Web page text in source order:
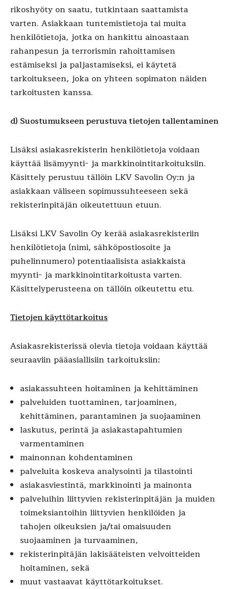
rikoshyöty on saatu, tutkintaan saattamista
varten. Asiakkaan tuntemistietoja tai muita
henkilötietoja, jotka on hankittu ainoastaan
rahanpesun ja terrorismin rahoittamisen
estämiseksi ja paljastamiseksi, ei käytetä
tarkoitukseen, joka on yhteen sopimaton näiden
tarkoitusten kanssa.
d) Suostumukseen perustuva tietojen tallentaminen
Lisäksi asiakasrekisterin henkilötietoja voidaan
käyttää lisämyynti- ja markkinointitarkoituksiin.
Käsittely perustuu tällöin LKV Savolin Oy:n ja
asiakkaan väliseen sopimussuhteeseen sekä
rekisterinpitäjän oikeutettuun etuun.
Lisäksi LKV Savolin Oy kerää asiakasrekisteriin
henkilötietoja (nimi, sähköpostiosoite ja
puhelinnumero) potentiaalisista asiakkaista
myynti- ja markkinointitarkoitusta varten.
Käsittelyperusteena on tällöin oikeutettu etu.
Tietojen käyttötarkoitus
Asiakasrekisterissä olevia tietoja voidaan käyttää
seuraaviin pääasiallisiin tarkoituksiin:
asiakassuhteen hoitaminen ja kehittäminen
palveluiden tuottaminen, tarjoaminen,
kehittäminen, parantaminen ja suojaaminen
laskutus, perintä ja asiakastapahtumien
varmentaminen
mainonnan kohdentaminen
palveluita koskeva analysointi ja tilastointi
asiakasviestintä, markkinointi ja mainonta
palveluihin liittyvien rekisterinpitäjän ja muiden
toimeksiantoihin liittyvien henkilöiden ja
tahojen oikeuksien ja/tai omaisuuden
suojaaminen ja turvaaminen,
rekisterinpitäjän lakisääteisten velvoitteiden
hoitaminen, sekä
muut vastaavat käyttötarkoitukset.